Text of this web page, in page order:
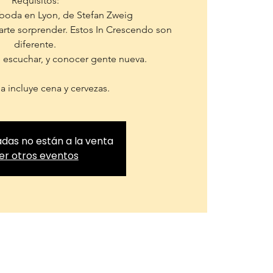
en Lyon, de Stefan Zweig
sorprender. Estos In Crescendo son
diferente.
y conocer gente nueva.
no están a la venta
otros eventos